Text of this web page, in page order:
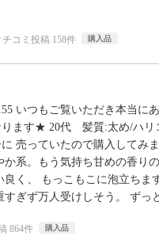
チコミ投稿 158件 購入品
いつもご覧いただき本当に
ります★ 20代 髪質:太め/ハリ
売っていたので購入してみ
系。もう気持ち甘めの香り
く、 もっこもこに泡立ちま
すぎず万人受けしそう。 ず
864件 購入品